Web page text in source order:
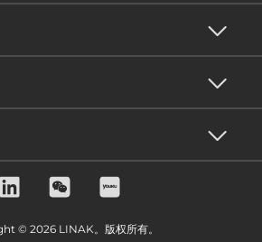
© 2026 LINAK。版权所有。